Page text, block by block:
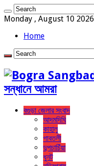
Monday , August 10 2026
Home
সন্ধানে আমরা
বগুড়া জেলার সংবাদ
আদমদিঘি
কাহালু
গাবতলী
দুপচাচিঁয়া
ধুনট